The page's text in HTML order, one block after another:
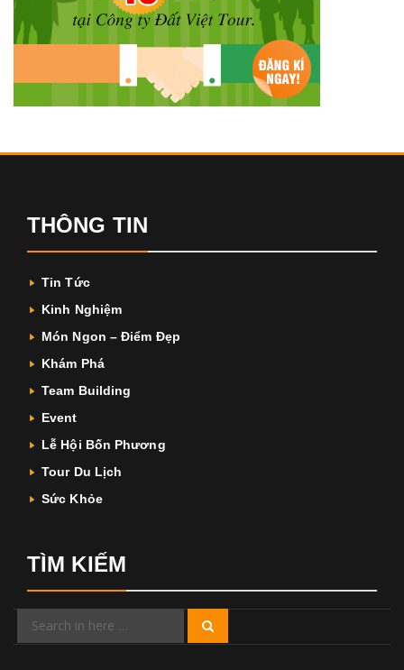
THÔNG TIN
Tin Tức
Kinh Nghiệm
Món Ngon – Điểm Đẹp
Khám Phá
Team Building
Event
Lễ Hội Bốn Phương
Tour Du Lịch
Sức Khỏe
TÌM KIẾM
Search